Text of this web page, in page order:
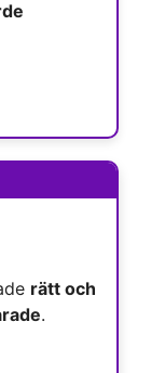
rätt och
.